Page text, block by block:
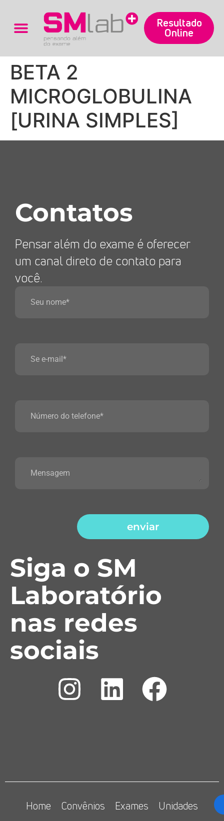
Resultado
Online
BETA 2
MICROGLOBULINA
[URINA SIMPLES]
Contatos
Pensar além do exame é oferecer
um canal direto de contato para
você.
enviar
Siga o SM
Laboratório
nas redes
sociais
Home Convênios Exames
Unidades